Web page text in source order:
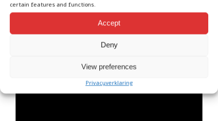
certain features and functions.
Accept
Deny
View preferences
Privacyverklaring